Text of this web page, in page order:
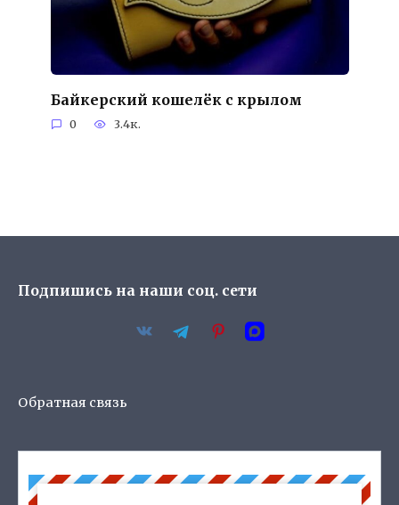
Байкерский кошелёк с крылом
0 3.4к.
Подпишись на наши соц. сети
Обратная связь